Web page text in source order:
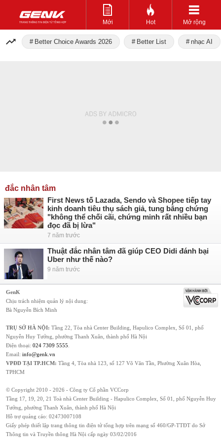
Mới Hot Mở rộng
Better Choice Awards 2026 Better List nhạc AI
đắc nhân tâm
First News tố Lazada, Sendo và Shopee tiếp tay
kinh doanh tiêu thụ sách giả, tung bằng chứng
"không thể chối cãi, chứng minh rất nhiều bạn
đọc đã bị lừa"
7 năm trước
Thuật đắc nhân tâm đã giúp CEO Didi đánh bại
Uber như thế nào?
9 năm trước
GenK
Chịu trách nhiệm quản lý nội dung:
Bà Nguyễn Bích Minh
TRỤ SỞ HÀ NỘI: Tầng 22, Tòa nhà Center Building, Hapulico Complex, Số 01, phố
Nguyễn Huy Tưởng, phường Thanh Xuân, thành phố Hà Nội
Điện thoại: 024 7309 5555
Email: info@genk.vn
VPĐD TẠI TP.HCM: Tầng 4, Tòa nhà 123, số 127 Võ Văn Tần, Phường Xuân Hòa,
TPHCM
© Copyright 2010 - 2026 - Công ty Cổ phần VCCorp
Tầng 17, 19, 20, 21 Toà nhà Center Building - Hapulico Complex, Số 01, phố Nguyễn Huy
Tưởng, phường Thanh Xuân, thành phố Hà Nội
Hỗ trợ quảng cáo: 02473007108
Giấy phép thiết lập trang thông tin điện tử tổng hợp trên mạng số 460/GP-TTĐT do Sở
Thông tin và Truyền thông Hà Nội cấp ngày 03/02/2016